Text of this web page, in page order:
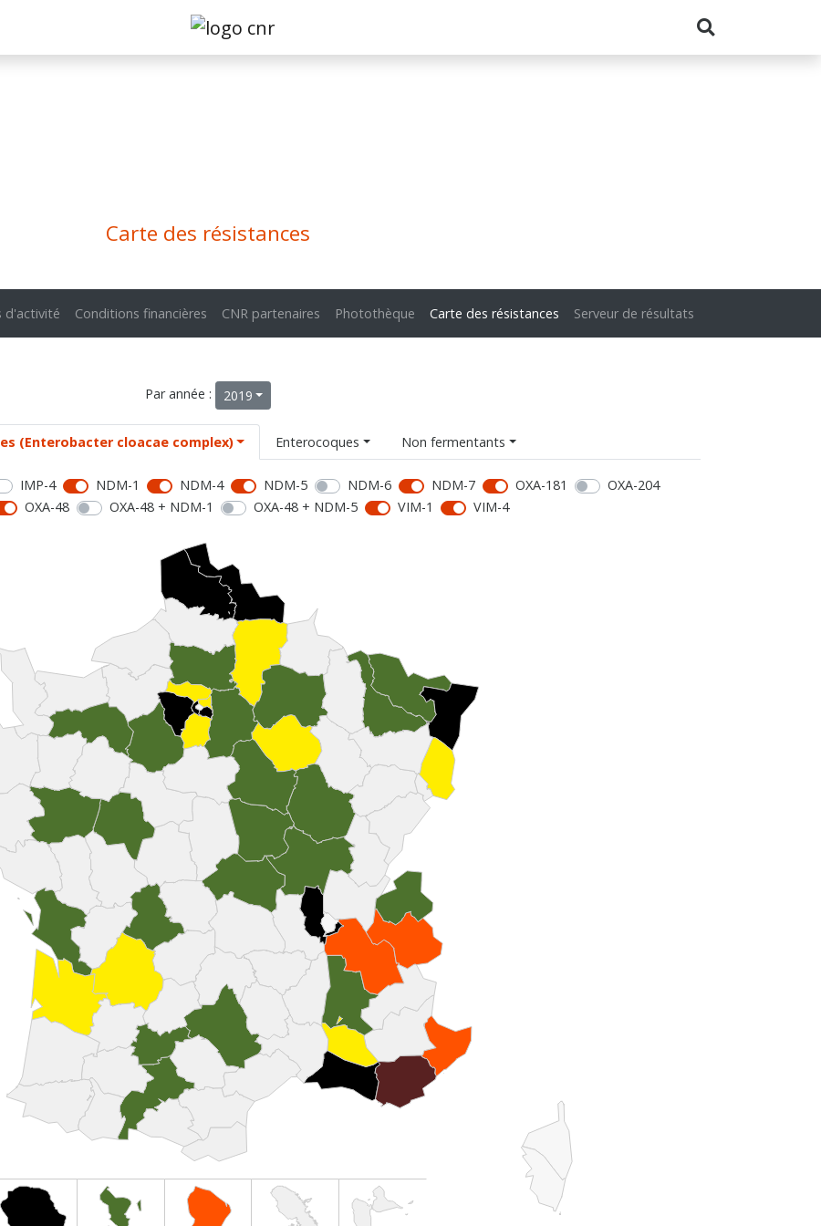
Carte des résistances
d'activité Conditions financières CNR partenaires Photothèque Carte des résistances Serveur de résultats
Par année : 2019
(Enterobacter cloacae complex) Enterocoques Non fermentants
IMP-4 NDM-1 NDM-4 NDM-5 NDM-6 NDM-7 OXA-181
OXA-204
OXA-48 OXA-48 + NDM-1 OXA-48 + NDM-5 VIM-1 VIM-4